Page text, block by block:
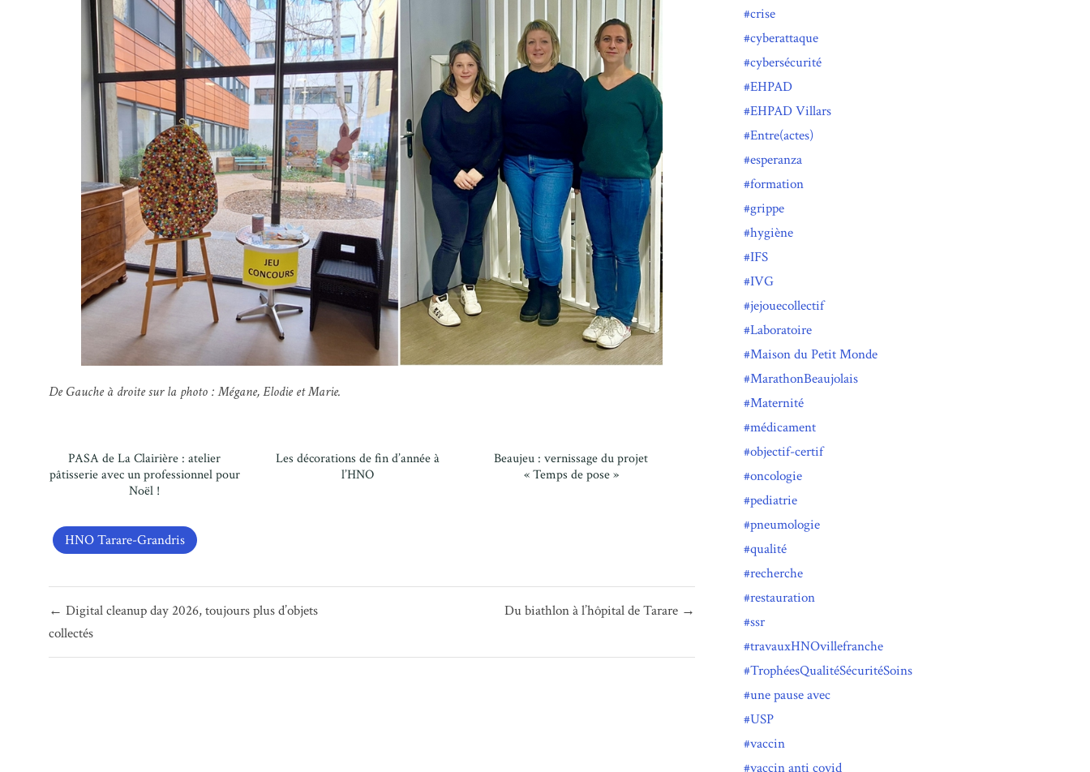
De Gauche à droite sur la photo : Mégane, Elodie et Marie.
PASA de La Clairière : atelier
pâtisserie avec un professionnel pour
Noël !
Les décorations de fin d’année à
l’HNO
Beaujeu : vernissage du projet
« Temps de pose »
HNO Tarare-Grandris
de
l’article
← Digital cleanup day 2026, toujours plus d’objets
collectés
Du biathlon à l’hôpital de Tarare →
crise
cyberattaque
cybersécurité
EHPAD
EHPAD Villars
Entre(actes)
esperanza
formation
grippe
hygiène
IFS
IVG
jejouecollectif
Laboratoire
Maison du Petit Monde
MarathonBeaujolais
Maternité
médicament
objectif-certif
oncologie
pediatrie
pneumologie
qualité
recherche
restauration
ssr
travauxHNOvillefranche
TrophéesQualitéSécuritéSoins
une pause avec
USP
vaccin
vaccin anti covid